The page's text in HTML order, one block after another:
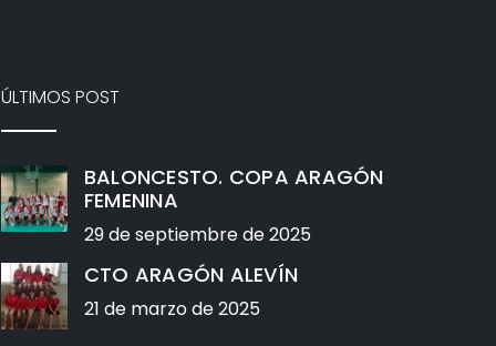
ÚLTIMOS POST
BALONCESTO. COPA ARAGÓN
FEMENINA
29 de septiembre de 2025
CTO ARAGÓN ALEVÍN
21 de marzo de 2025